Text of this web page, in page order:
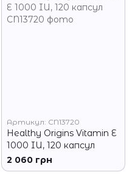
Артикул: CN13720
Healthy Origins Vitamin E
1000 IU, 120 капсул
2 060 грн